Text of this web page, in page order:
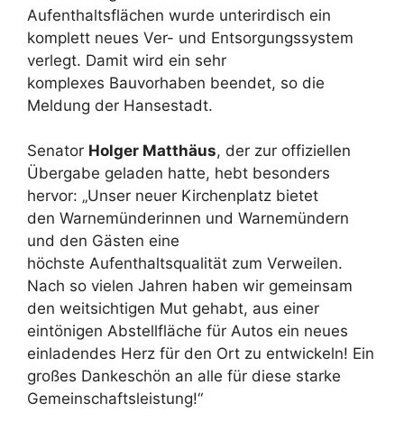
Aufenthaltsflächen wurde unterirdisch ein
komplett neues Ver- und Entsorgungssystem
verlegt. Damit wird ein sehr
komplexes Bauvorhaben beendet, so die
Meldung der Hansestadt.
Senator Holger Matthäus, der zur offiziellen
Übergabe geladen hatte, hebt besonders
hervor: „Unser neuer Kirchenplatz bietet
den Warnemünderinnen und Warnemündern
und den Gästen eine
höchste Aufenthaltsqualität zum Verweilen.
Nach so vielen Jahren haben wir gemeinsam
den weitsichtigen Mut gehabt, aus einer
eintönigen Abstellfläche für Autos ein neues
einladendes Herz für den Ort zu entwickeln! Ein
großes Dankeschön an alle für diese starke
Gemeinschaftsleistung!“